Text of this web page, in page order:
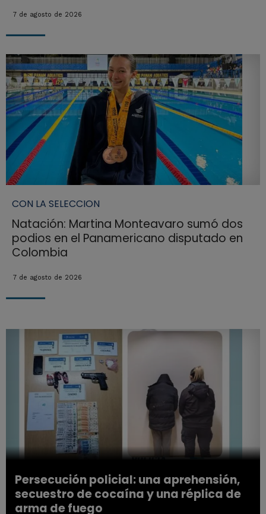
7 de agosto de 2026
CON LA SELECCION
Natación: Martina Monteavaro sumó dos
podios en el Panamericano disputado en
Colombia
7 de agosto de 2026
Persecución policial: una aprehensión,
secuestro de cocaína y una réplica de
arma de fuego